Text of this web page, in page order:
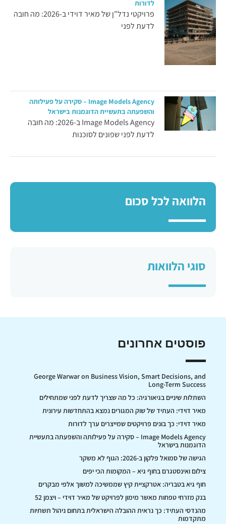
לדורות
פרויקטי נדל"ן של מאיר דוידי ב-2026: מה חובה
לדעת לפני
Image Models Agency – סקירה על פעילותה
והשפעתה בתעשיית הדוגמנות בישראל
Image Models Agency ב-2026: מה חובה
לדעת לפני שפונים לסוכנות
הלוואה לכל סכום
סוגי הלוואות
פוסטים אחרונים
George Warwar on Business Vision, Smart Decisions, and
Long-Term Success
השתלות שיניים בגיאורגיה: כל מה שצריך לדעת לפני שמתחילים
מאיר דוידי: העתיד של שוק המגורים נמצא בהתחדשות עירונית
מאיר דוידי: כך בונים פרויקטים שמייצרים ערך לדורות
Image Models Agency – סקירה על פעילותה והשפעתה בתעשיית
הדוגמנות בישראל
הגישה של סמואל פלקון ב-2026: הגוף לא משקר
צילום ואינסטגרם בחוף גיא – המקומות הכי יפים
חוף גיא בטבריה: אטרקציית קיץ שממשיכה למשוך אלפי מבקרים
בנק מזרחי טפחות מאשר מימון לפרויקט של מאיר דוידי – ויצמן 52
מהנדסי העתיד: כך נראית ההובלה הישראלית בתחום ניהול תשתיות
מתקדמות